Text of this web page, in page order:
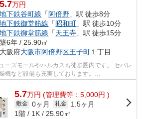
5.7万円
地下鉄谷町線 「 阿倍野 」駅 徒歩8分
地下鉄御堂筋線 「昭和町 」駅 徒歩10分
地下鉄御堂筋線 「天王寺 」駅 徒歩15分
築6年 / 25.90㎡
大阪府大阪市阿倍野区王子町 １丁目
モールやハルカスも徒歩圏内です。 セパレ
機など設備も充実しております。
5.7万円 (管理費等：5,000円 )
敷金 0ヶ月 礼金
1.5ヶ月
1階 / 1K / 25.90㎡